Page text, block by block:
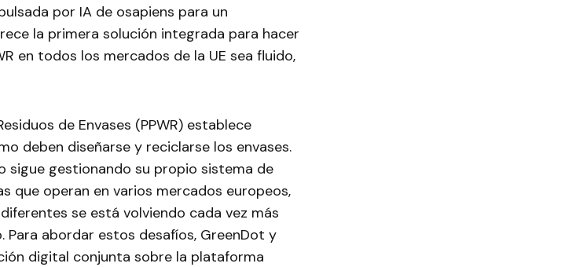
por IA de osapiens para un
la primera solución integrada para hacer
en todos los mercados de la UE sea fluido,
de Envases (PPWR) establece
deben diseñarse y reciclarse los envases.
sigue gestionando su propio sistema de
que operan en varios mercados europeos,
se está volviendo cada vez más
abordar estos desafíos, GreenDot y
digital conjunta sobre la plataforma